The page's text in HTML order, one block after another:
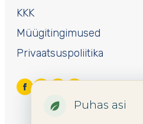
KKK
Müügitingimused
Privaatsuspoliitika
Puhas asi